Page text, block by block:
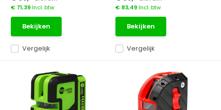
Vergelijk
€ 71,39Incl. btw
Bekijken
Vergelijk
€ 83,49Incl. btw
Bekijken